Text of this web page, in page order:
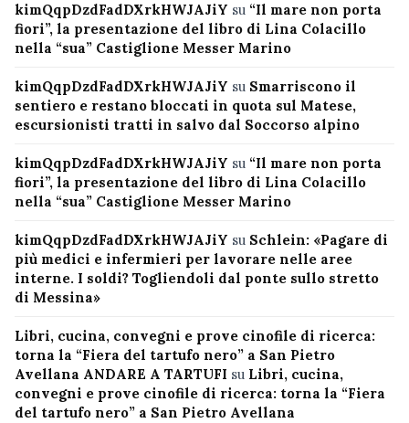
kimQqpDzdFadDXrkHWJAJiY su “Il mare non porta
fiori”, la presentazione del libro di Lina Colacillo
nella “sua” Castiglione Messer Marino
kimQqpDzdFadDXrkHWJAJiY su Smarriscono il
sentiero e restano bloccati in quota sul Matese,
escursionisti tratti in salvo dal Soccorso alpino
kimQqpDzdFadDXrkHWJAJiY su “Il mare non porta
fiori”, la presentazione del libro di Lina Colacillo
nella “sua” Castiglione Messer Marino
kimQqpDzdFadDXrkHWJAJiY su Schlein: «Pagare di
più medici e infermieri per lavorare nelle aree
interne. I soldi? Togliendoli dal ponte sullo stretto
di Messina»
Libri, cucina, convegni e prove cinofile di ricerca:
torna la “Fiera del tartufo nero” a San Pietro
Avellana ANDARE A TARTUFI su Libri, cucina,
convegni e prove cinofile di ricerca: torna la “Fiera
del tartufo nero” a San Pietro Avellana